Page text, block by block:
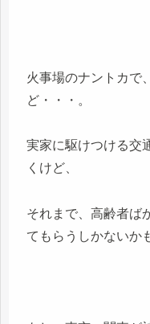
火事場のナントカで
ど・・・。
実家に駆けつける交
くけど、
それまで、高齢者ば
てもらうしかないか